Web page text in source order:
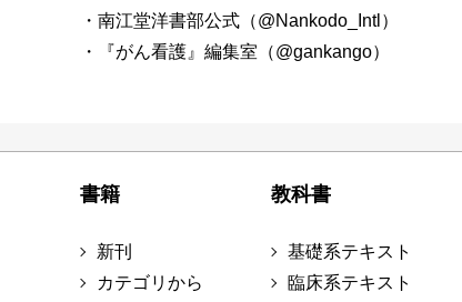
・南江堂洋書部公式（@Nankodo_Intl）
・『がん看護』編集室（@gankango）
書籍
新刊
カテゴリから
教科書
基礎系テキスト
臨床系テキスト